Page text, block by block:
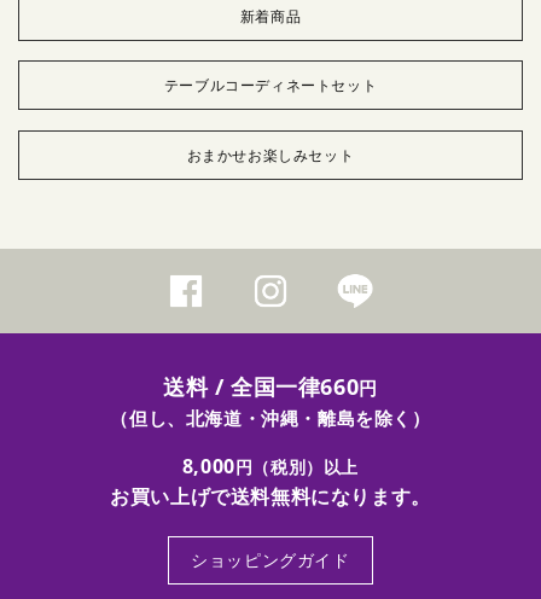
新着商品
テーブルコーディネートセット
おまかせお楽しみセット
送料 / 全国一律660円
（但し、北海道・沖縄・離島を除く）
8,000円（税別）以上
お買い上げで送料無料になります。
ショッピングガイド